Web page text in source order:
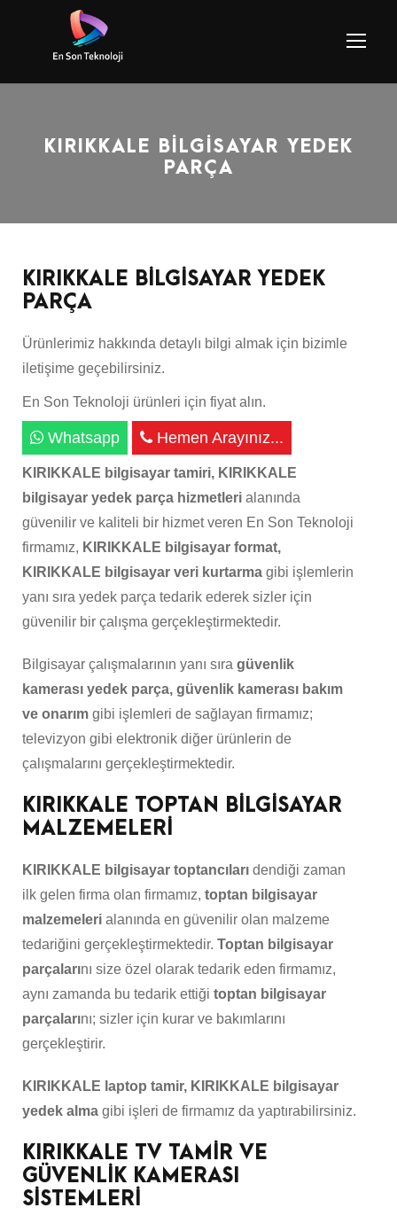
KIRIKKALE BİLGİSAYAR YEDEK
PARÇA
KIRIKKALE BİLGİSAYAR YEDEK
PARÇA
Ürünlerimiz hakkında detaylı bilgi almak için bizimle
iletişime geçebilirsiniz.
En Son Teknoloji ürünleri için fiyat alın.
Whatsapp Hemen Arayınız...
KIRIKKALE bilgisayar tamiri, KIRIKKALE
bilgisayar yedek parça hizmetleri alanında
güvenilir ve kaliteli bir hizmet veren En Son Teknoloji
firmamız, KIRIKKALE bilgisayar format,
KIRIKKALE bilgisayar veri kurtarma gibi işlemlerin
yanı sıra yedek parça tedarik ederek sizler için
güvenilir bir çalışma gerçekleştirmektedir.
Bilgisayar çalışmalarının yanı sıra güvenlik
kamerası yedek parça, güvenlik kamerası bakım
ve onarım gibi işlemleri de sağlayan firmamız;
televizyon gibi elektronik diğer ürünlerin de
çalışmalarını gerçekleştirmektedir.
KIRIKKALE TOPTAN BİLGİSAYAR
MALZEMELERİ
KIRIKKALE bilgisayar toptancıları dendiği zaman
ilk gelen firma olan firmamız, toptan bilgisayar
malzemeleri alanında en güvenilir olan malzeme
tedariğini gerçekleştirmektedir. Toptan bilgisayar
parçalarını size özel olarak tedarik eden firmamız,
aynı zamanda bu tedarik ettiği toptan bilgisayar
parçalarını; sizler için kurar ve bakımlarını
gerçekleştirir.
KIRIKKALE laptop tamir, KIRIKKALE bilgisayar
yedek alma gibi işleri de firmamız da yaptırabilirsiniz.
KIRIKKALE TV TAMİR VE
GÜVENLİK KAMERASI
SİSTEMLERİ